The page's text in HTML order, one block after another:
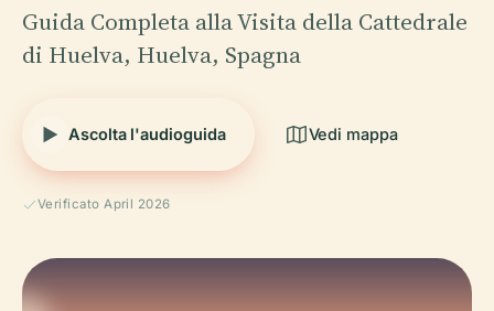
Guida Completa alla Visita della Cattedrale
di Huelva, Huelva, Spagna
Ascolta l'audioguida Vedi mappa
Verificato April 2026